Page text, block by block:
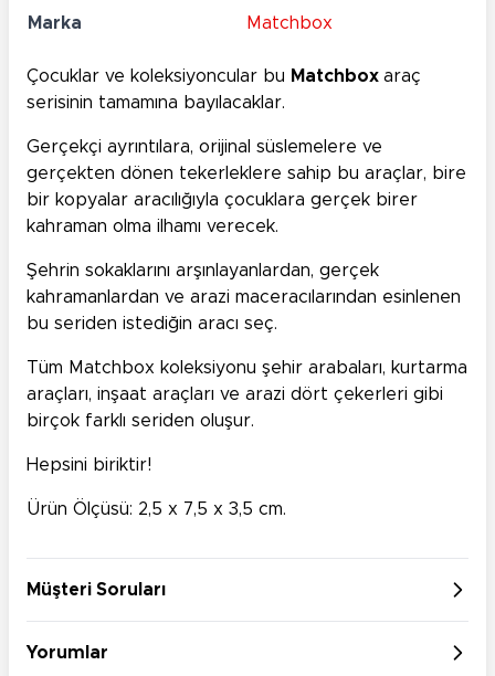
Marka Matchbox
Çocuklar ve koleksiyoncular bu Matchbox araç
serisinin tamamına bayılacaklar.
Gerçekçi ayrıntılara, orijinal süslemelere ve
gerçekten dönen tekerleklere sahip bu araçlar, bire
bir kopyalar aracılığıyla çocuklara gerçek birer
kahraman olma ilhamı verecek.
Şehrin sokaklarını arşınlayanlardan, gerçek
kahramanlardan ve arazi maceracılarından esinlenen
bu seriden istediğin aracı seç.
Tüm Matchbox koleksiyonu şehir arabaları, kurtarma
araçları, inşaat araçları ve arazi dört çekerleri gibi
birçok farklı seriden oluşur.
Hepsini biriktir!
Ürün Ölçüsü: 2,5 x 7,5 x 3,5 cm.
Müşteri Soruları
Yorumlar